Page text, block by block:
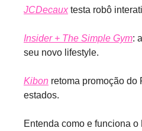
JCDecaux testa robô
Insider + The Simple Gym:
seu novo lifestyle.
Kibon retoma promoção do
estados.